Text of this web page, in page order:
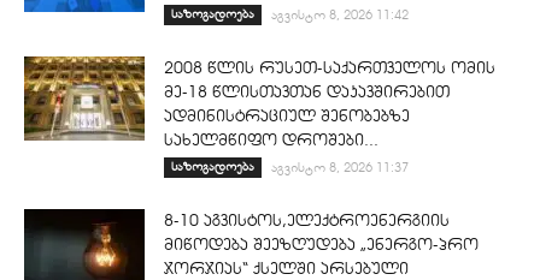
საზოგადოება აგვისტო 8, 2026 11:42
2008 წლის რუსეთ-საქართველოს ომის
მე-18 წლისთავთან დაკავშირებით
ადმინისტრაციულ შენობებზე
სახელმწიფო დროშები...
საზოგადოება აგვისტო 8, 2026 11:37
8-10 აგვისტოს,ელექტროენერგიის
მიწოდება შეეზღუდება „ენერგო-პრო
ჯორჯიას“ ქსელში არსებული